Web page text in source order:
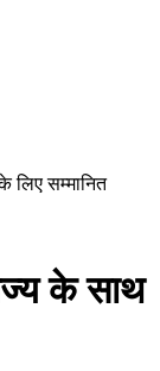
लिए सम्मानित
के साथ